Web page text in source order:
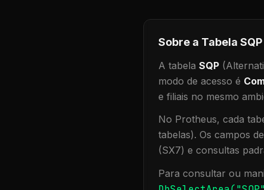
Sobre a Tabela SQP
A tabela SQP
modo de acesso é
e filiais no mesmo
No Protheus, cada
tabelas). Os campos
(SX7) e consultas
Para consultar ou